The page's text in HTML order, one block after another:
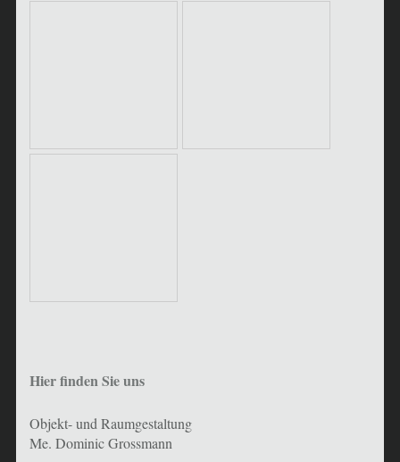
Hier finden Sie uns
Objekt- und Raumgestaltung
Me. Dominic Grossmann